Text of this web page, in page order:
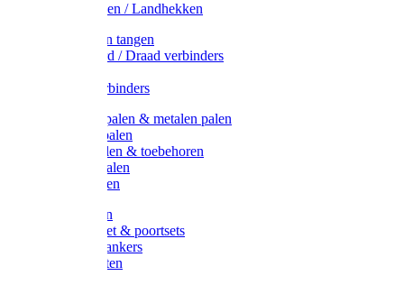
Weidehekken / Landhekken
Spanners en tangen
Lint / Koord / Draad verbinders
Litzclip verbinders
Recycling palen & metalen palen
Kunststof palen
T-Post t-palen & toebehoren
Glasfiber palen
Houten palen
Poortgrepen
Doorgangset & poortsets
Poortgreepankers
Weidepoorten